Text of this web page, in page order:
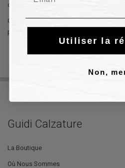
opportunité pour votre wedge signé par
Choisissez de rendre vos tenues plus
profité de nos incroyables réductions.
Guidi Calzature
La Boutique
Où Nous Sommes
Utiliser la
Non,